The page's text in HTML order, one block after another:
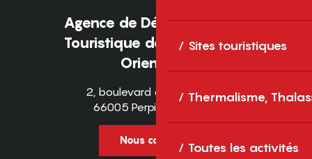
Sites touristiques
Thermalisme,
Toutes les activités
Agence de Développement
Touristique des Pyrénées-
Orientales
2, boulevard des Pyrénées
66005 Perpignan Cedex
Nous contacter